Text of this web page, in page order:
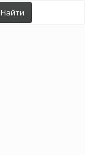
Найти